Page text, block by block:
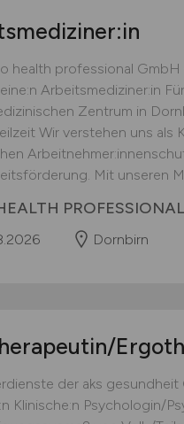
health professional
Arbeitsmediziner:in
Zentrum in
Wir verstehen uns als
Mit unseren
Dornbirn
der aks
Klinische:n Psychologin/